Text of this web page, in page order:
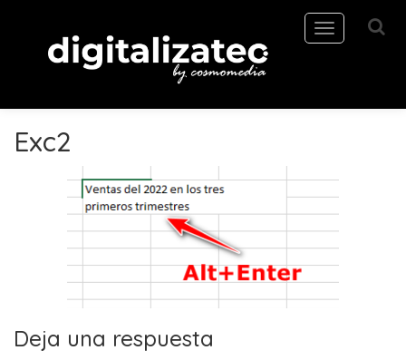
Toggle
navigation
Exc2
Deja una respuesta